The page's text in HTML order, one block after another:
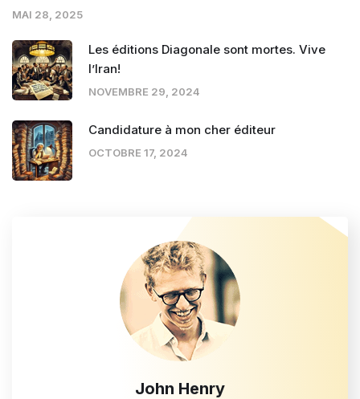
MAI 28, 2025
Les éditions Diagonale sont mortes. Vive
l’Iran!
NOVEMBRE 29, 2024
Candidature à mon cher éditeur
OCTOBRE 17, 2024
John Henry